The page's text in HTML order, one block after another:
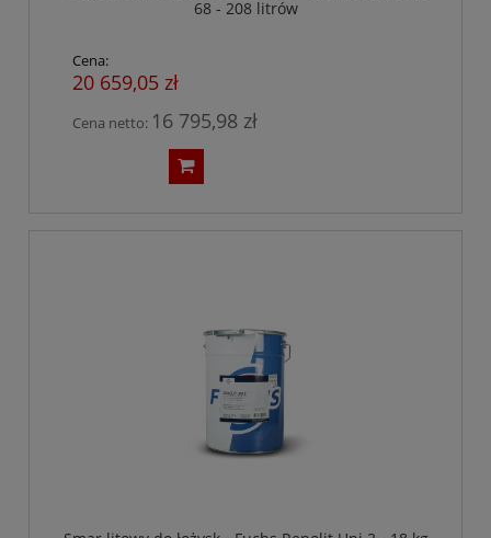
68 - 208 litrów
Cena:
20 659,05 zł
Cena netto: 16 795,98 zł